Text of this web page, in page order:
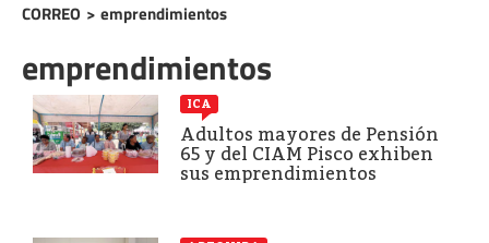
CORREO > emprendimientos
emprendimientos
ICA
Adultos mayores de Pensión
65 y del CIAM Pisco exhiben
sus emprendimientos